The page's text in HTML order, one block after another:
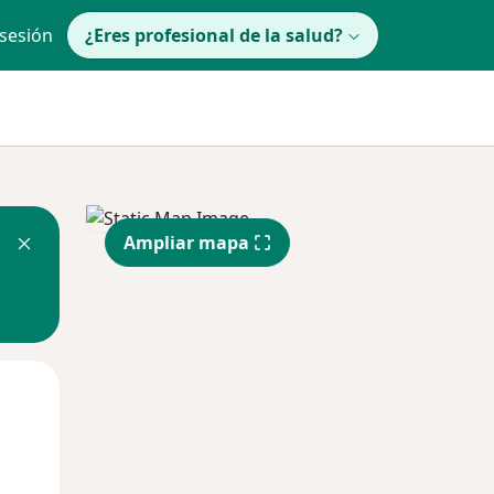
¿Eres profesional de la salud?
Ampliar mapa